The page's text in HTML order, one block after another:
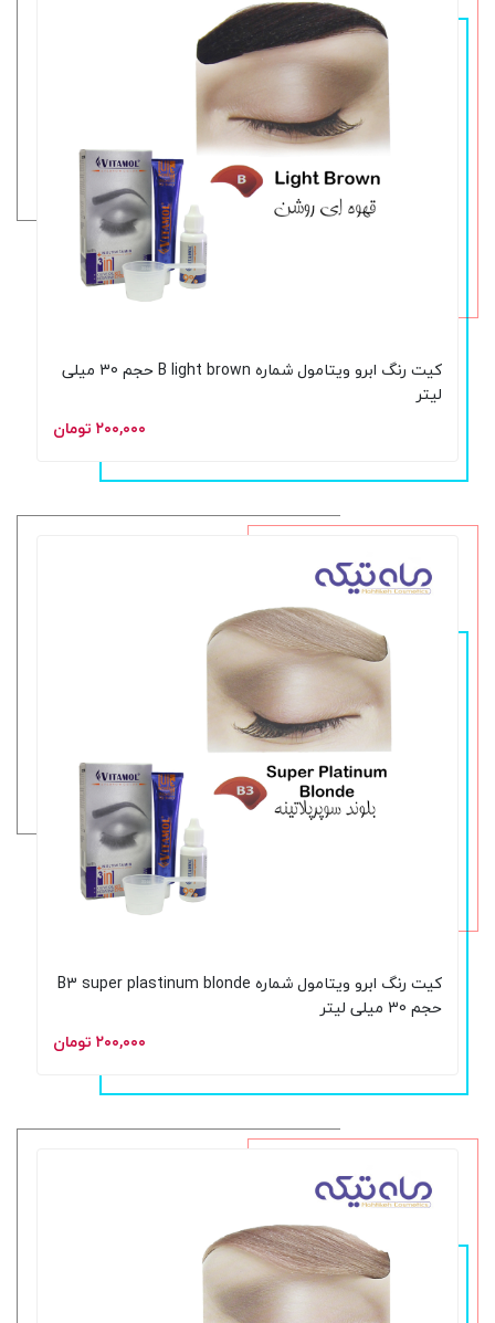
کیت رنگ ابرو ویتامول شماره B light brown حجم 30 میلی
لیتر
۲۰۰,۰۰۰ تومان
کیت رنگ ابرو ویتامول شماره B3 super plastinum blonde
حجم 30 میلی لیتر
۲۰۰,۰۰۰ تومان